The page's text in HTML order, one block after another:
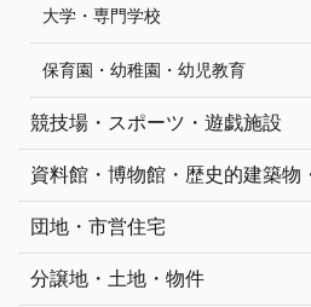
大学・専門学校
保育園・幼稚園・幼児教育
競技場・スポーツ・遊戯施設
資料館・博物館・歴史的建築物
団地・市営住宅
分譲地・土地・物件